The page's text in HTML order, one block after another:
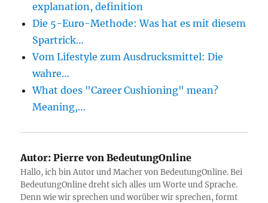
explanation, definition
Die 5-Euro-Methode: Was hat es mit diesem
Spartrick…
Vom Lifestyle zum Ausdrucksmittel: Die
wahre…
What does "Career Cushioning" mean?
Meaning,…
Autor: Pierre von BedeutungOnline
Hallo, ich bin Autor und Macher von BedeutungOnline. Bei
BedeutungOnline dreht sich alles um Worte und Sprache.
Denn wie wir sprechen und worüber wir sprechen, formt